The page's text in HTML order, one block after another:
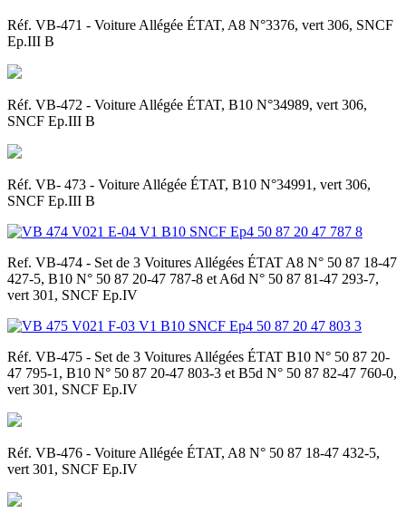
Réf. VB-471 - Voiture Allégée ÉTAT, A8 N°3376, vert 306, SNCF
Ep.III B
Réf. VB-472 - Voiture Allégée ÉTAT, B10 N°34989, vert 306,
SNCF Ep.III B
Réf. VB- 473 - Voiture Allégée ÉTAT, B10 N°34991, vert 306,
SNCF Ep.III B
Ref. VB-474 - Set de 3 Voitures Allégées ÉTAT A8 N° 50 87 18-47
427-5, B10 N° 50 87 20-47 787-8 et A6d N° 50 87 81-47 293-7,
vert 301, SNCF Ep.IV
Réf. VB-475 - Set de 3 Voitures Allégées ÉTAT B10 N° 50 87 20-
47 795-1, B10 N° 50 87 20-47 803-3 et B5d N° 50 87 82-47 760-0,
vert 301, SNCF Ep.IV
Réf. VB-476 - Voiture Allégée ÉTAT, A8 N° 50 87 18-47 432-5,
vert 301, SNCF Ep.IV